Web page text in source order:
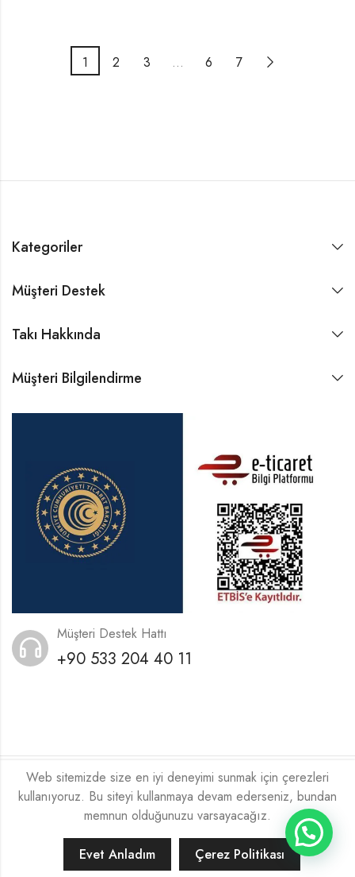
1 2 3 … 6 7
Kategoriler
Müşteri Destek
Takı Hakkında
Müşteri Bilgilendirme
Müşteri Destek Hattı
+90 533 204 40 11
2026Xeneora Tarafından ❤️ İle Kodlanmıştır.
Web sitemizde size en iyi deneyimi sunmak için çerezleri
kullanıyoruz. Bu siteyi kullanmaya devam ederseniz, bundan
memnun olduğunuzu varsayacağız.
Evet Anladım Çerez Politikası